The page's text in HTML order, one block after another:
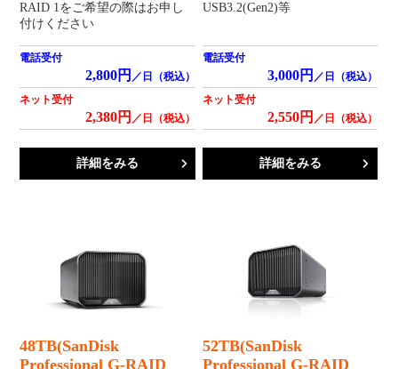
RAID 1をご希望の際はお申し
付けください
電話受付
2,800円 ／日（税込）
ネット受付
2,380円 ／日（税込）
詳細をみる
USB3.2(Gen2)等
電話受付
3,000円 ／日（税込）
ネット受付
2,550円 ／日（税込）
詳細をみる
48TB(SanDisk
Professional G-RAID
52TB(SanDisk
Professional G-RAID